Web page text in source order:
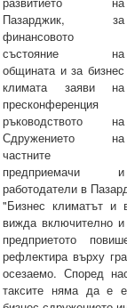
Пазарджик, за
финансовото
състояние на
общината и за бизнес
климата заяви на
пресконференция
ръководството на
Сдружението на
частните
предприемачи и
работодатели в
"Бизнес климатът и
вижда включително
предприетото
рефлектира върху
осезаемо. Според
таксите няма да е